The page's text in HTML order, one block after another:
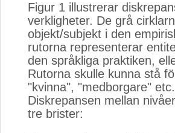
Figur 1 illustrerar
verkligheter. De grå
objekt/subjekt i den
rutorna representerar
den språkliga praktiken,
Rutorna skulle kunna stå
"kvinna", "medborgare"
Diskrepansen mellan
tre brister: